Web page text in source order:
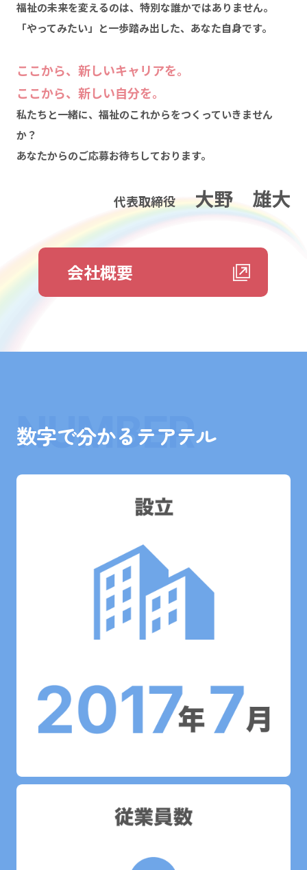
福祉の未来を変えるのは、特別な誰かではありません。
「やってみたい」と一歩踏み出した、あなた自身です。
ここから、新しいキャリアを。
ここから、新しい自分を。
私たちと一緒に、福祉のこれからをつくっていきません
か？
あなたからのご応募お待ちしております。
代表取締役大野 雄大
会社概要
数字で分かるテアテル
NUMBER